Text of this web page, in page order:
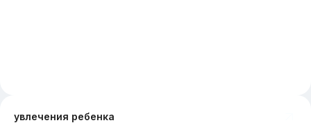
увлечения ребенка